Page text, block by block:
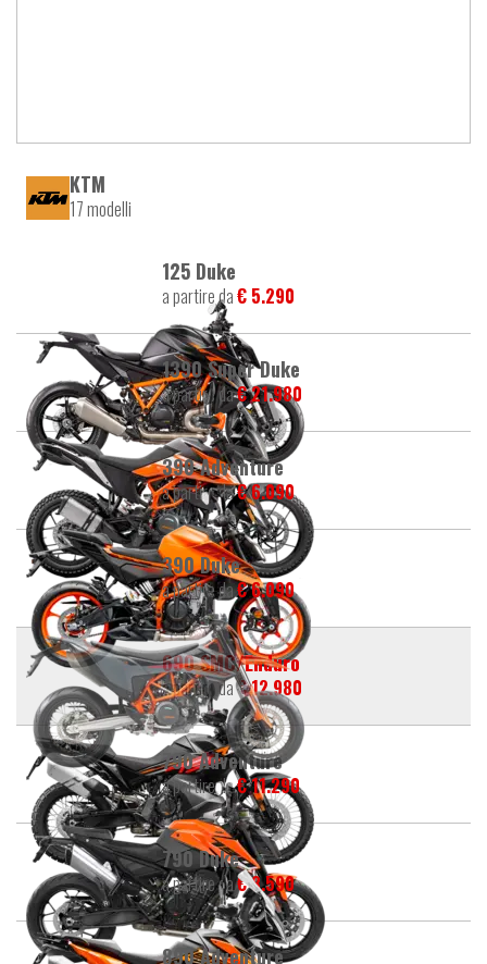
KTM
17 modelli
125 Duke
a partire da€ 5.290
1390 Super Duke
a partire da€ 21.980
390 Adventure
a partire da€ 6.090
390 Duke
a partire da€ 6.090
690 SMC/Enduro
a partire da€ 12.980
790 Adventure
a partire da€ 11.290
790 Duke
a partire da€ 8.590
890 Adventure